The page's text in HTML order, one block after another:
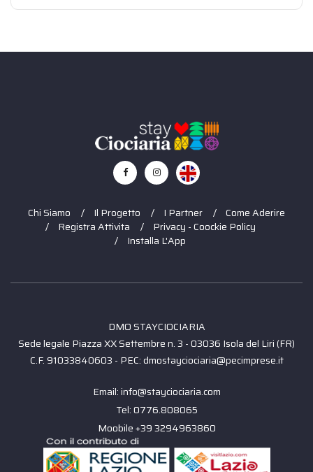
Chi Siamo Il Progetto I Partner
Come Aderire
Registra Attivita
Privacy - Coockie Policy
Installa L'App
DMO STAYCIOCIARIA
Sede legale Piazza XX Settembre n. 3 - 03036 Isola del Liri (FR)
C.F. 91033840603 - PEC: dmostayciociaria@pecimprese.it
Email: info@stayciociaria.com
Tel: 0776.808065
Moobile +39 3294963860